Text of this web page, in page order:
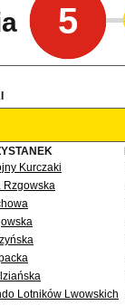
5
Kurczaki
Rzgowska
Lotników Lwowskich